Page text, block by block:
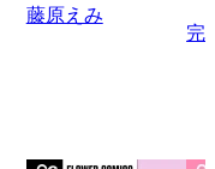
藤原えみ
完